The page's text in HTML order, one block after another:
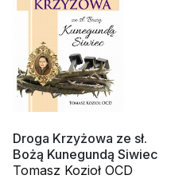
Droga Krzyżowa ze sł.
Bożą Kunegundą Siwiec
Tomasz Kozioł OCD